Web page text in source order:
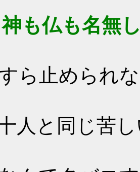
神も仏も名無
ら止められ
人と同じ苦